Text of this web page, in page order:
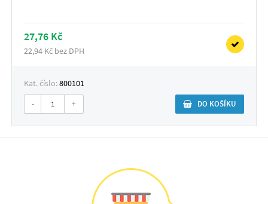
27,76 Kč
22,94 Kč bez DPH
Kat. číslo:800101
- + DO KOŠÍKU